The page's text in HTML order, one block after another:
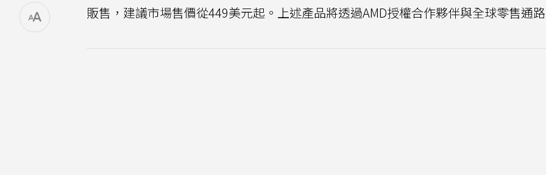
販售，建議市場售價從449美元起。上述產品將透過AMD授權合作夥伴與全球零售通